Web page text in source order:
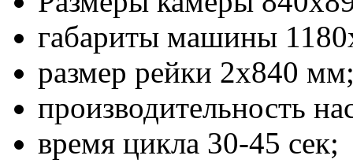
габариты машины
размер рейки 2х840
производительность
время цикла 30-45 сек;